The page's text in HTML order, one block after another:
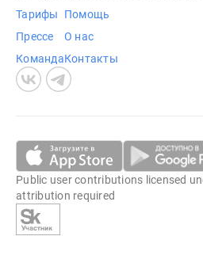
Тарифы
Прессе
Команда
Помощь
О нас
Контакты
Public user contributions licensed
attribution required